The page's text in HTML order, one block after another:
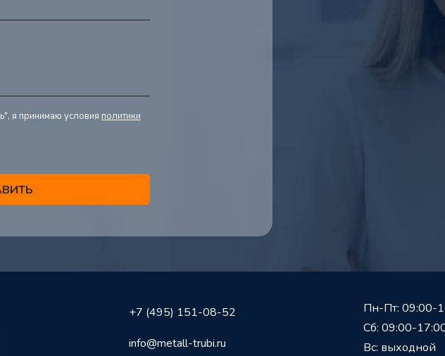
я принимаю условия политики
+7 (495) 151-08-52
info@metall-trubi.ru
Пн-Пт: 09:00-
Сб: 09:00-
Вс: выходной